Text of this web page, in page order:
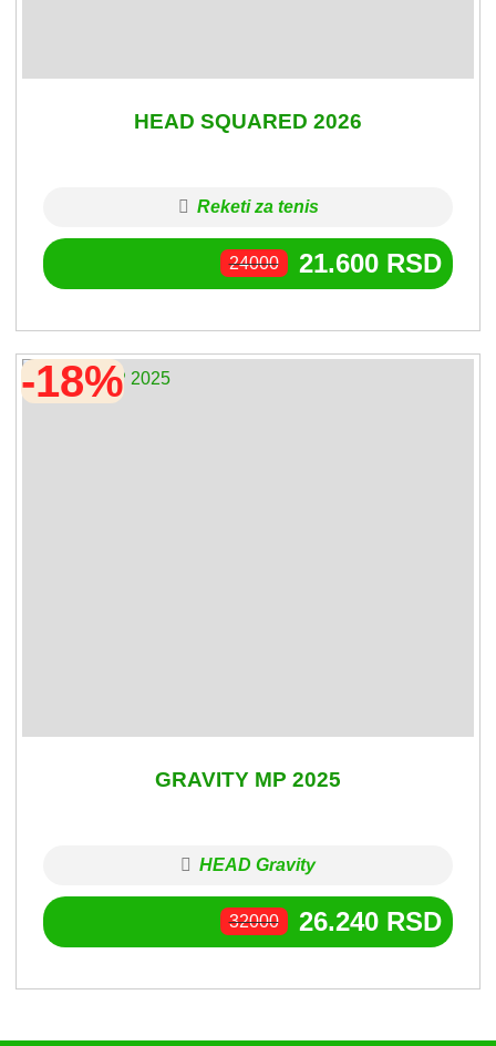
HEAD SQUARED 2026
Reketi za tenis
24000 21.600 RSD
GRAVITY MP 2025
HEAD Gravity
32000 26.240 RSD
-18%